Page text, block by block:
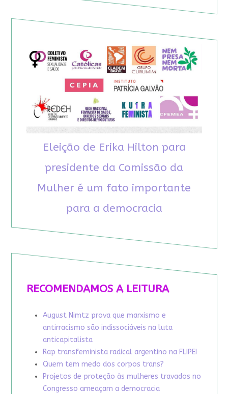
Eleição de Erika Hilton para
presidente da Comissão da
Mulher é um fato importante
para a democracia
RECOMENDAMOS A LEITURA
August Nimtz prova que marxismo e
antirracismo são indissociáveis na luta
anticapitalista
Rap transfeminista radical argentino na FLIPEI
Quem tem medo dos corpos trans?
Projetos de proteção às mulheres travados no
Congresso ameaçam a democracia